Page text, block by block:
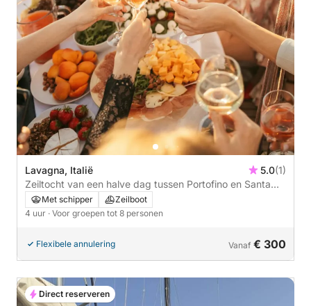
Lavagna, Italië 5.0(1)
Zeiltocht van een halve dag tussen Portofino en Santa
Margherita met aperitief en wijnproeverij.
Met schipper
Zeilboot
4 uur · Voor groepen tot 8 personen
Flexibele annulering Vanaf € 300
Direct reserveren